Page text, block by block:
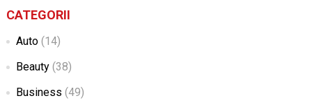
CATEGORII
Auto(14)
Beauty(38)
Business (49)